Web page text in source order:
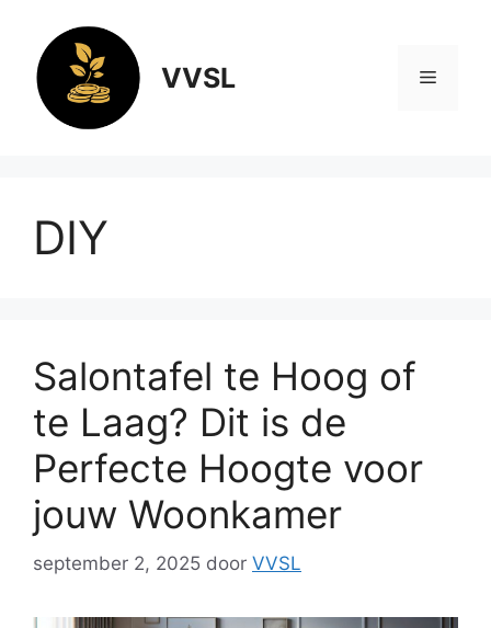
inhoud
VVSL Menu
DIY
Salontafel te Hoog of
te Laag? Dit is de
Perfecte Hoogte voor
jouw Woonkamer
september 2, 2025 door VVSL